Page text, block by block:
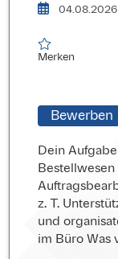
04.08.2026
Merken
Merken
Bewerben
Dein
Bestellwesen
z. T.
und
im Büro Was